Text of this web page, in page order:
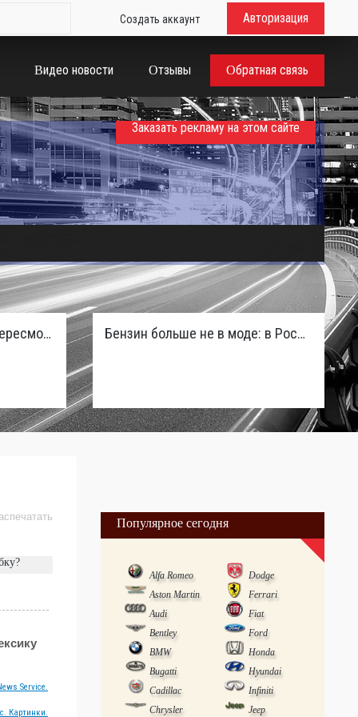
Создать аккаунт Авторизация
Видео новости Отзывы Обратная связь
Заказать рекламу на этом сайте
Таможенная служба РФ пересмотрела правила ввоза машин из ЕАЭС и начисляет пени покупателям Бензин больше не в моде: в России зафиксирован взрывной отказ от двигателей внутреннего сгорания
Service.
Картинки.
Популярное сегодня
Alfa Romeo
Dodge
Aston Martin
Ferrari
Audi
Fiat
Bentley
Ford
BMW
Honda
Bugatti
Hyundai
Cadillac
Infiniti
Chrysler
Jeep